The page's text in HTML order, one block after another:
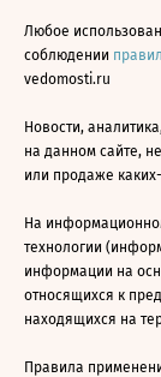
Любое
соблюдении
vedomosti.ru
Новости,
на данном сайте,
или продаже
На
технологии
информации на
относящихся к
находящихся на
Правила